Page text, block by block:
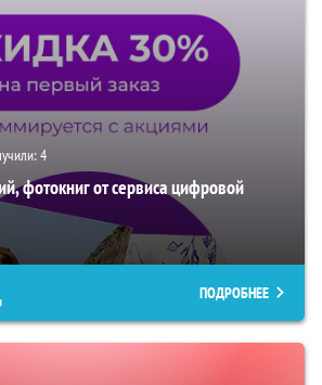
4
фотокниг от сервиса цифровой
ПОДРОБНЕЕ